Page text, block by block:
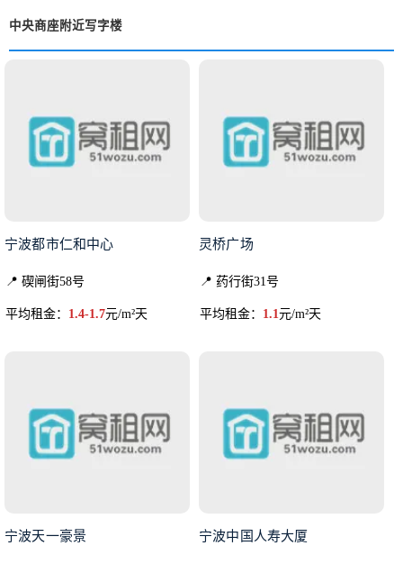
中央商座附近写字楼
宁波都市仁和中心
📍 碶闸街58号
平均租金： 1.4-1.7元/m²天
灵桥广场
📍 药行街31号
平均租金： 1.1元/m²天
宁波天一豪景 宁波中国人寿大厦